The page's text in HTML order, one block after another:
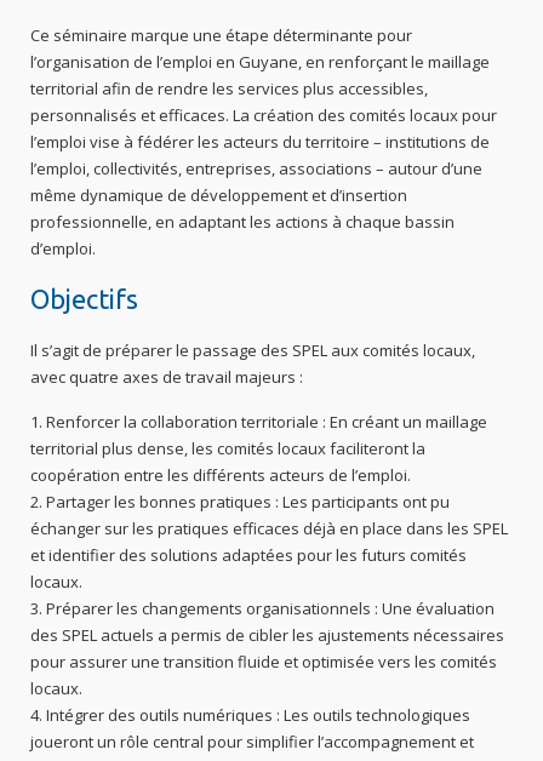
Ce séminaire marque une étape déterminante pour
l’organisation de l’emploi en Guyane, en renforçant le maillage
territorial afin de rendre les services plus accessibles,
personnalisés et efficaces. La création des comités locaux pour
l’emploi vise à fédérer les acteurs du territoire – institutions de
l’emploi, collectivités, entreprises, associations – autour d’une
même dynamique de développement et d’insertion
professionnelle, en adaptant les actions à chaque bassin
d’emploi.
Objectifs
Il s’agit de préparer le passage des SPEL aux comités locaux,
avec quatre axes de travail majeurs :
Renforcer la collaboration territoriale : En créant un maillage
territorial plus dense, les comités locaux faciliteront la
coopération entre les différents acteurs de l’emploi.
Partager les bonnes pratiques : Les participants ont pu
échanger sur les pratiques efficaces déjà en place dans les SPEL
et identifier des solutions adaptées pour les futurs comités
locaux.
Préparer les changements organisationnels : Une évaluation
des SPEL actuels a permis de cibler les ajustements nécessaires
pour assurer une transition fluide et optimisée vers les comités
locaux.
Intégrer des outils numériques : Les outils technologiques
joueront un rôle central pour simplifier l’accompagnement et